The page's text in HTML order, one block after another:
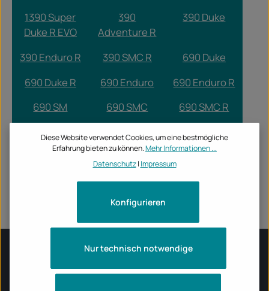
1390 Super
Duke R EVO
390
Adventure R
390 Duke
390 Enduro R 390 SMC R
690 Duke
690 Duke R
690 Enduro
690 Enduro R
690 SM
690 SMC
690 SMC R
790
Adventure
790 Duke 890 Duke
990 Duke R
RC 390
INFORMATIONEN
Diese Website verwendet Cookies, um eine bestmögliche
Erfahrung bieten zu können.Mehr Informationen ...
Datenschutz| Impressum
Nur technisch notwendige
Konfigurieren